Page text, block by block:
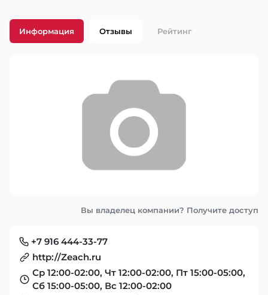
Информация Отзывы Рейтинг
Вы владелец компании? Получите доступ
+7 916 444-33-77
http://Zeach.ru
Ср 12:00-02:00, Чт 12:00-02:00, Пт 15:00-05:00,
Сб 15:00-05:00, Вс 12:00-02:00